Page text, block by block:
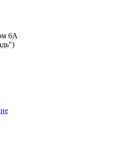
6А